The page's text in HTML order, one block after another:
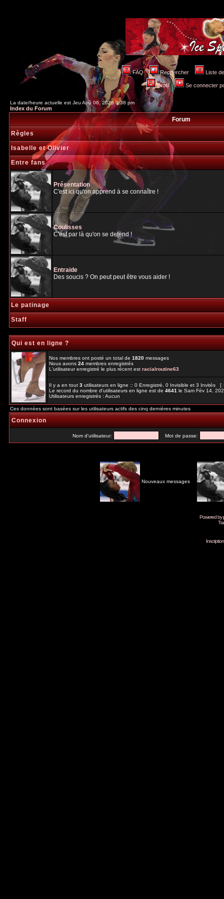
FAQ Rechercher Liste
Profil Se connecter
La date/heure actuelle est Jeu Aoû 06, 2026 9:38 pm
Index du Forum
Forum
Règles
Isabelle et Olivier
Entre fans
Présentation
C'est ici qu'on apprend à se connaître !
Coulisses
C'est par là qu'on se detend !
Entraide
Des soucis ? On peut peut être vous aider !
Le patinage
Staff
Qui est en ligne ?
Nos membres ont posté un total de1820messages
Nous avons24membres enregistrés
L'utilisateur enregistré le plus récent estracialroutine63
Il y a en tout3utilisateurs en ligne :: 0 Enregistré, 0 Invisible et 3 Invités [
Le record du nombre d'utilisateurs en ligne est de4641le Sam Fév 14,
Utilisateurs enregistrés : Aucun
Ces données sont basées sur les utilisateurs actifs des cinq dernières minutes
Connexion
Nom d'utilisateur: Mot de passe:
Nouveaux messages
Powered by